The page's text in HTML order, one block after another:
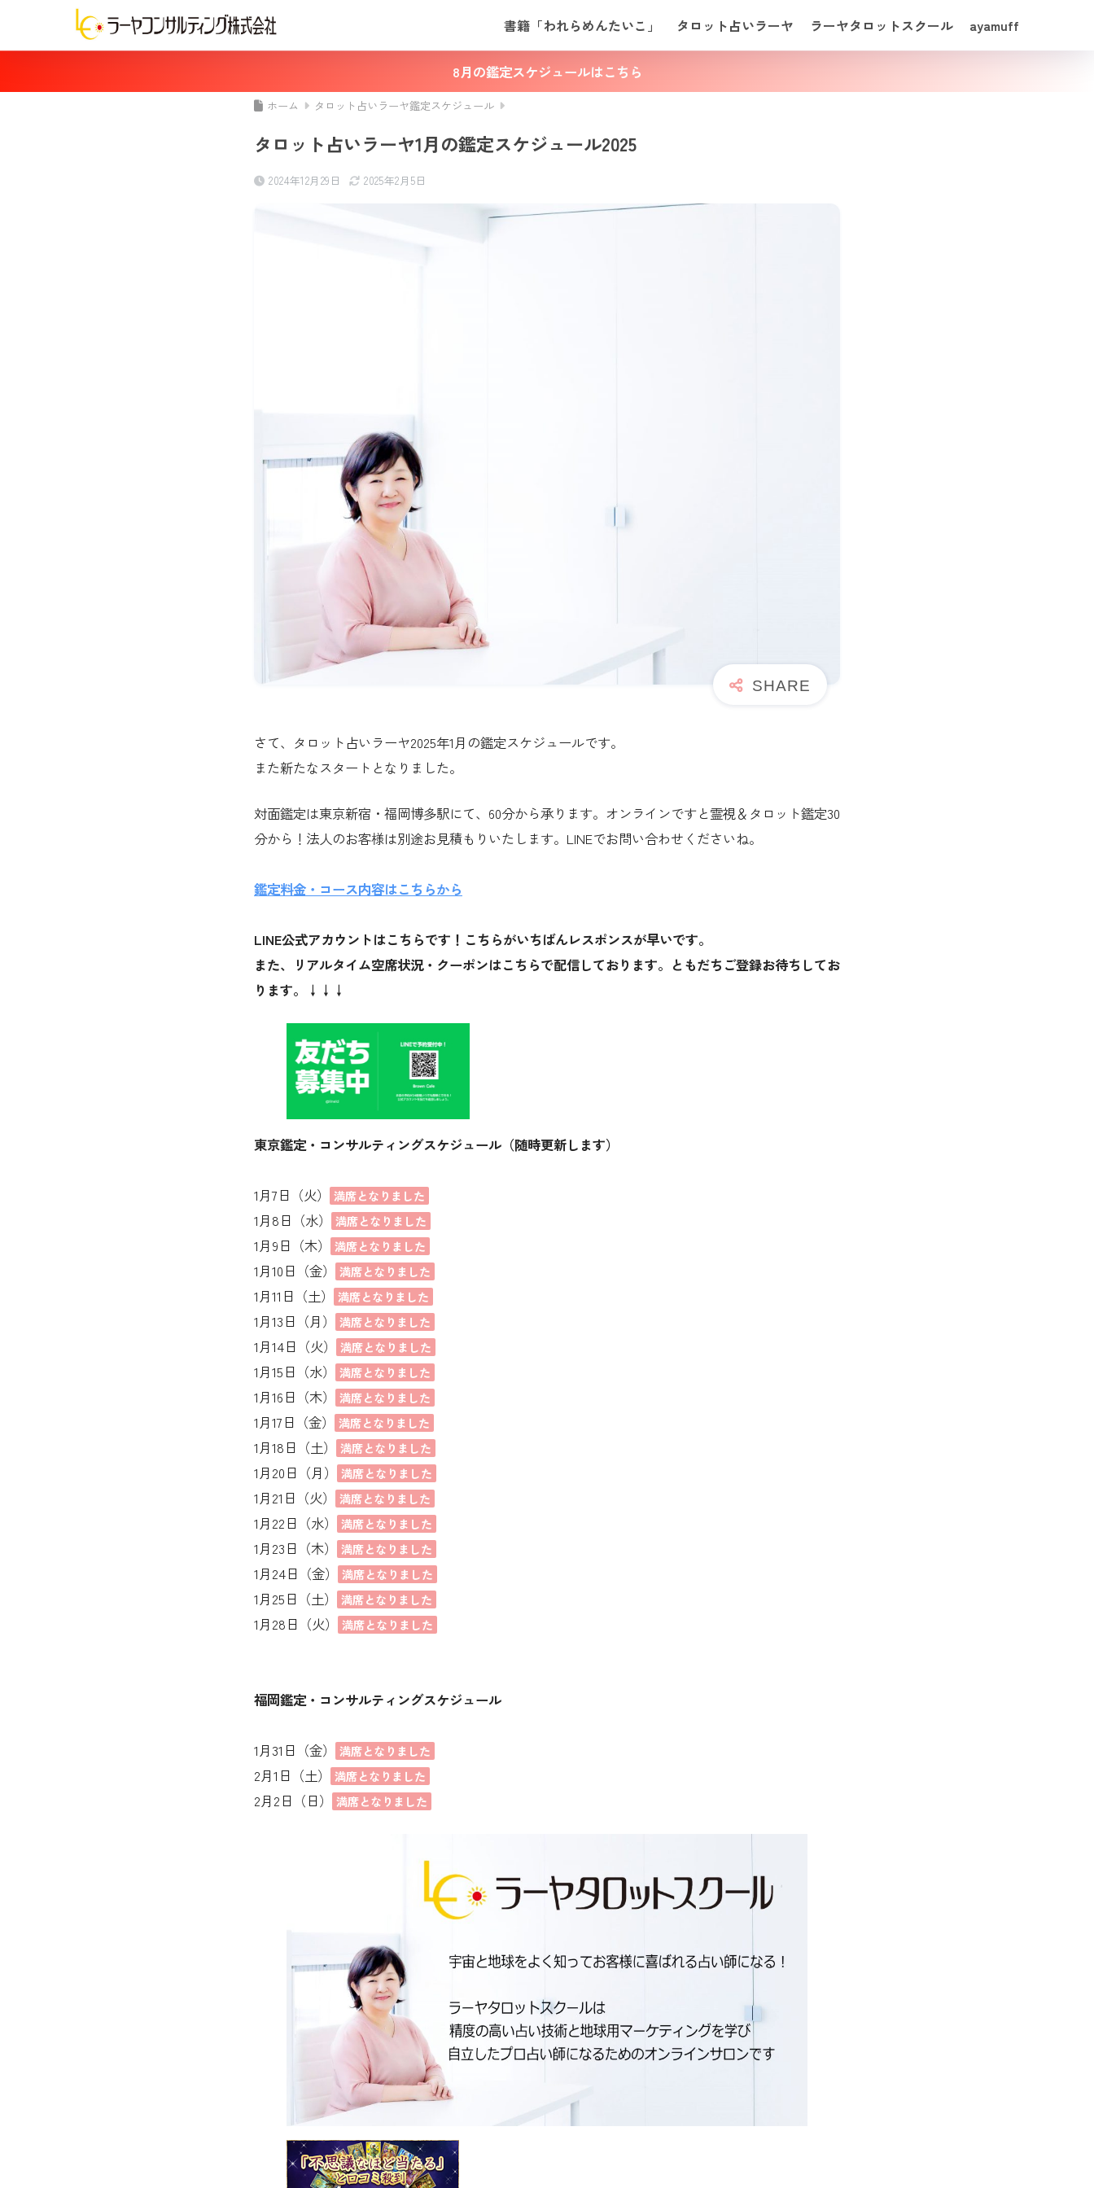
書籍「われらめんたいこ」 タロット占いラーヤ ラーヤタロットスクール ayamuff
8月の鑑定スケジュールはこちら
ホーム タロット占いラーヤ鑑定スケジュール
タロット占いラーヤ1月の鑑定スケジュール2025
2024年12月29日 2025年2月5日
さて、タロット占いラーヤ2025年1月の鑑定スケジュールです。
また新たなスタートとなりました。
対面鑑定は東京新宿・福岡博多駅にて、60分から承ります。オンラインですと霊視＆タロット鑑定30
分から！法人のお客様は別途お見積もりいたします。LINEでお問い合わせくださいね。
鑑定料金・コース内容はこちらから
LINE公式アカウントはこちらです！こちらがいちばんレスポンスが早いです。
また、リアルタイム空席状況・クーポンはこちらで配信しております。ともだちご登録お待ちしてお
ります。↓↓↓
東京鑑定・コンサルティングスケジュール（随時更新します）
1月7日（火） 満席となりました
1月8日（水） 満席となりました
1月9日（木） 満席となりました
1月10日（金） 満席となりました
1月11日（土） 満席となりました
1月13日（月） 満席となりました
1月14日（火） 満席となりました
1月15日（水） 満席となりました
1月16日（木） 満席となりました
1月17日（金） 満席となりました
1月18日（土） 満席となりました
1月20日（月） 満席となりました
1月21日（火） 満席となりました
1月22日（水） 満席となりました
1月23日（木） 満席となりました
1月24日（金） 満席となりました
1月25日（土） 満席となりました
1月28日（火） 満席となりました
福岡鑑定・コンサルティングスケジュール
1月31日（金） 満席となりました
2月1日（土） 満席となりました
2月2日（日） 満席となりました